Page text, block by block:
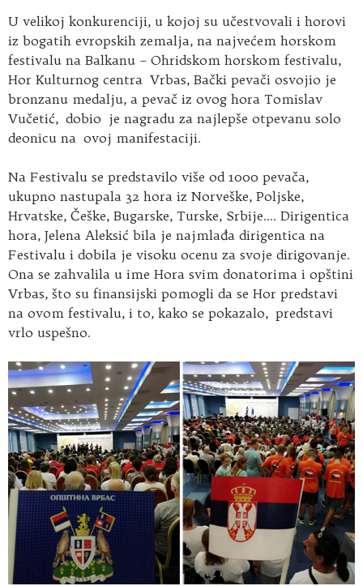
U velikoj konkurenciji, u kojoj su učestvovali i horovi
iz bogatih evropskih zemalja, na najvećem horskom
festivalu na Balkanu – Ohridskom horskom festivalu,
Hor Kulturnog centra Vrbas, Bački pevači osvojio je
bronzanu medalju, a pevač iz ovog hora Tomislav
Vučetić, dobio je nagradu za najlepše otpevanu solo
deonicu na ovoj manifestaciji.
Na Festivalu se predstavilo više od 1000 pevača,
ukupno nastupala 32 hora iz Norveške, Poljske,
Hrvatske, Češke, Bugarske, Turske, Srbije…. Dirigentica
hora, Jelena Aleksić bila je najmlađa dirigentica na
Festivalu i dobila je visoku ocenu za svoje dirigovanje.
Ona se zahvalila u ime Hora svim donatorima i opštini
Vrbas, što su finansijski pomogli da se Hor predstavi
na ovom festivalu, i to, kako se pokazalo, predstavi
vrlo uspešno.